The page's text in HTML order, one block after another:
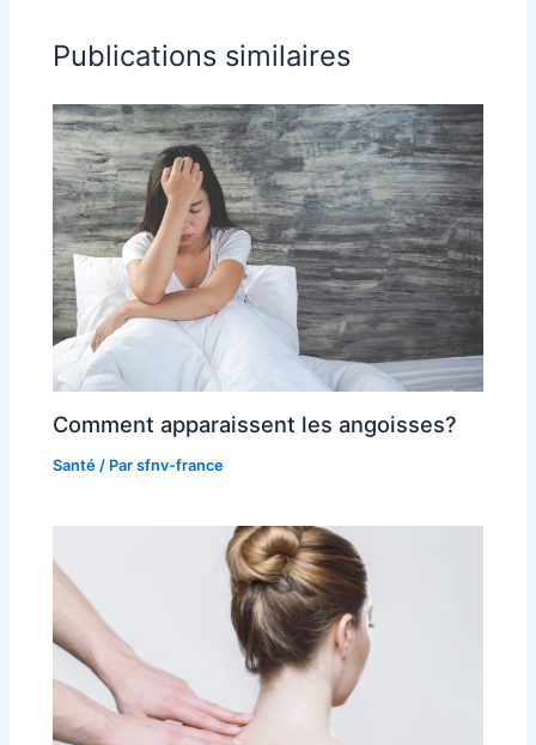
Publications similaires
Comment apparaissent les angoisses?
Santé / Parsfnv-france